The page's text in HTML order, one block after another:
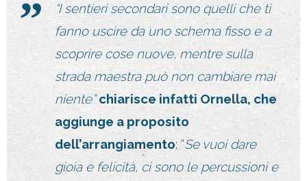
“I sentieri secondari sono quelli che ti
fanno uscire da uno schema fissoe a
scoprire cose nuove, mentre sulla
strada maestra può non cambiare mai
niente” chiarisce infatti Ornella, che
aggiunge a proposito
dell’arrangiamento: “Se vuoi dare
gioia e felicità, ci sono le percussioni e